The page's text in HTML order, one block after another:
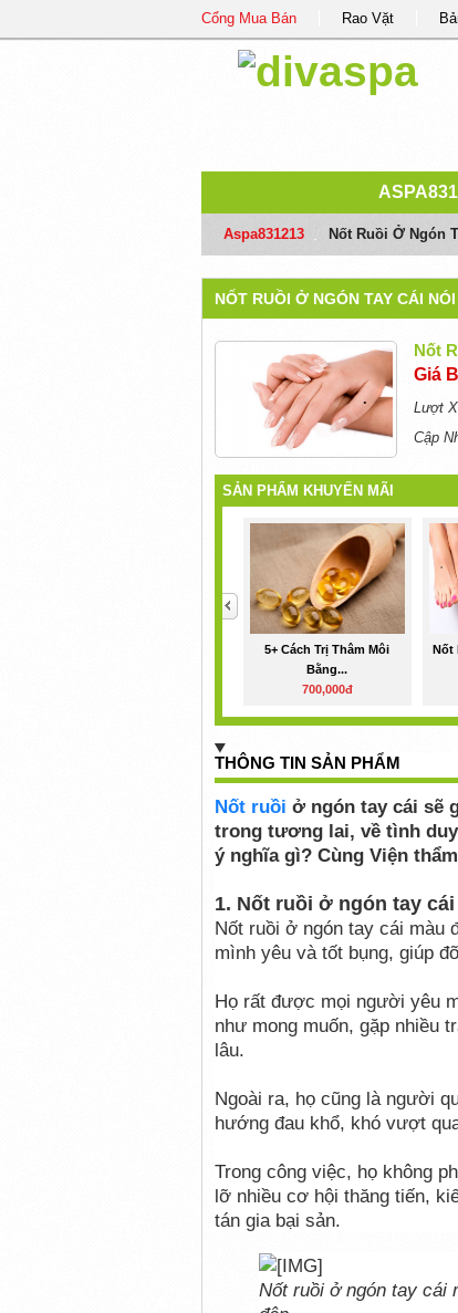
Cổng Mua Bán Rao Vặt
Aspa831213 Nốt Ruồi Ở Ngón
NỐT RUỒI Ở NGÓN TAY CÁI
Nốt
Giá
Lượt
Cập
SẢN PHẨM KHUYẾN MÃI
5+ Cách Trị Thâm Môi
Bằng...
700,000đ
Nốt
THÔNG TIN SẢN PHẨM
Nốt ruồi ở ngón tay cái sẽ
trong tương lai, về tình
ý nghĩa gì? Cùng Viện
1. Nốt ruồi ở ngón tay cái
Nốt ruồi ở ngón tay cái màu
mình yêu và tốt bụng, giúp
Họ rất được mọi người yêu
như mong muốn, gặp nhiều
lâu.
Ngoài ra, họ cũng là người
hướng đau khổ, khó vượt
Trong công việc, họ không
lỡ nhiều cơ hội thăng tiến,
tán gia bại sản.
Nốt ruồi ở ngón tay cái